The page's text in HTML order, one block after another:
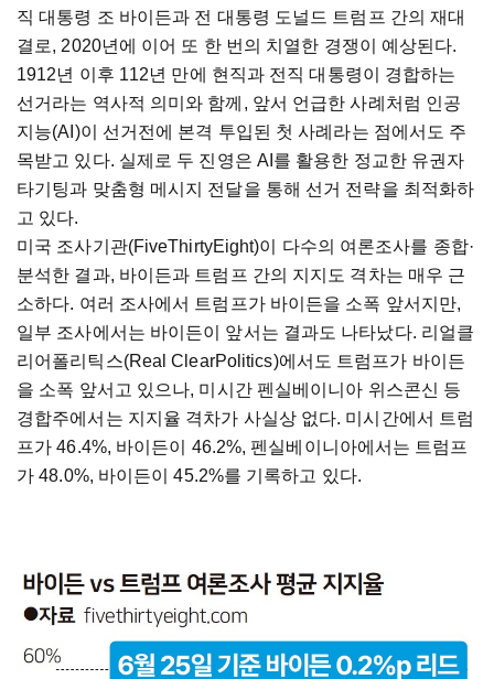
직 대통령 조 바이든과 전 대통령 도널드 트럼프 간의 재대
결로, 2020년에 이어 또 한 번의 치열한 경쟁이 예상된다.
1912년 이후 112년 만에 현직과 전직 대통령이 경합하는
선거라는 역사적 의미와 함께, 앞서 언급한 사례처럼 인공
지능(AI)이 선거전에 본격 투입된 첫 사례라는 점에서도 주
목받고 있다. 실제로 두 진영은 AI를 활용한 정교한 유권자
타기팅과 맞춤형 메시지 전달을 통해 선거 전략을 최적화하
고 있다.
미국 조사기관(FiveThirtyEight)이 다수의 여론조사를 종합·
분석한 결과, 바이든과 트럼프 간의 지지도 격차는 매우 근
소하다. 여러 조사에서 트럼프가 바이든을 소폭 앞서지만,
일부 조사에서는 바이든이 앞서는 결과도 나타났다. 리얼클
리어폴리틱스(Real ClearPolitics)에서도 트럼프가 바이든
을 소폭 앞서고 있으나, 미시간 펜실베이니아 위스콘신 등
경합주에서는 지지율 격차가 사실상 없다. 미시간에서 트럼
프가 46.4%, 바이든이 46.2%, 펜실베이니아에서는 트럼프
가 48.0%, 바이든이 45.2%를 기록하고 있다.